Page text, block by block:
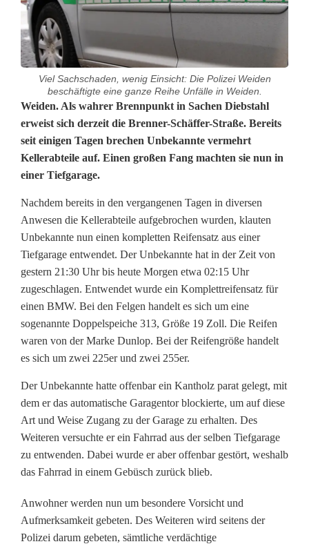
Viel Sachschaden, wenig Einsicht: Die Polizei Weiden
beschäftigte eine ganze Reihe Unfälle in Weiden.
R
e
i
e
n
a
u
s
T
e
f
g
a
r
a
Weiden. Als wahrer Brennpunkt in Sachen Diebstahl
erweist sich derzeit die Brenner-Schäffer-Straße. Bereits
seit einigen Tagen brechen Unbekannte vermehrt
Kellerabteile auf. Einen großen Fang machten sie nun in
einer Tiefgarage.
Nachdem bereits in den vergangenen Tagen in diversen
Anwesen die Kellerabteile aufgebrochen wurden, klauten
Unbekannte nun einen kompletten Reifensatz aus einer
Tiefgarage entwendet. Der Unbekannte hat in der Zeit von
gestern 21:30 Uhr bis heute Morgen etwa 02:15 Uhr
zugeschlagen. Entwendet wurde ein Komplettreifensatz für
einen BMW. Bei den Felgen handelt es sich um eine
sogenannte Doppelspeiche 313, Größe 19 Zoll. Die Reifen
waren von der Marke Dunlop. Bei der Reifengröße handelt
es sich um zwei 225er und zwei 255er.
Der Unbekannte hatte offenbar ein Kantholz parat gelegt, mit
dem er das automatische Garagentor blockierte, um auf diese
Art und Weise Zugang zu der Garage zu erhalten. Des
Weiteren versuchte er ein Fahrrad aus der selben Tiefgarage
zu entwenden. Dabei wurde er aber offenbar gestört, weshalb
das Fahrrad in einem Gebüsch zurück blieb.
Anwohner werden nun um besondere Vorsicht und
Aufmerksamkeit gebeten. Des Weiteren wird seitens der
Polizei darum gebeten, sämtliche verdächtige